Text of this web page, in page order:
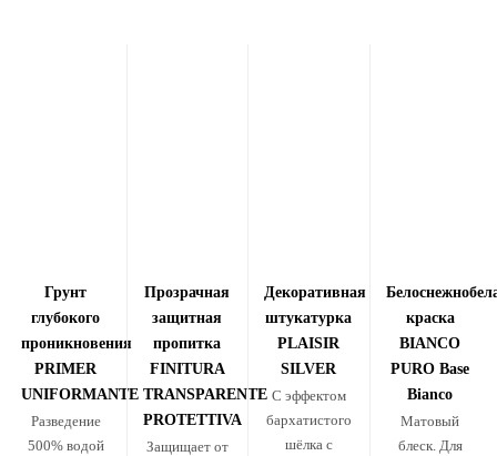
Грунт
глубокого
проникновения
PRIMER
UNIFORMANTE
Разведение
500% водой
Прозрачная
защитная
пропитка
FINITURA
TRANSPARENTE
PROTETTIVA
Защищает от
Декоративная
штукатурка
PLAISIR
SILVER
С эффектом
бархатистого
шёлка с
краска
BIANCO
PURO Base
Bianco
Матовый
блеск. Для